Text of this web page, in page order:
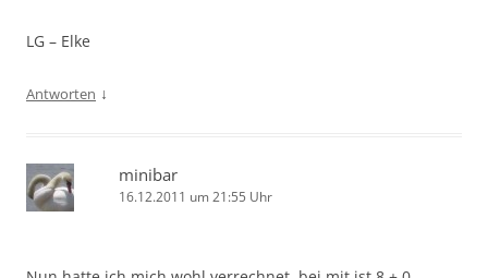
LG – Elke
Antworten ↓
minibar
16.12.2011 um 21:55 Uhr